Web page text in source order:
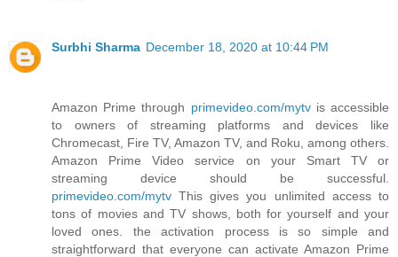
Surbhi Sharma December 18, 2020 at 10:44 PM
Amazon Prime through primevideo.com/mytvis accessible
to owners of streaming platforms and devices like
Chromecast, Fire TV, Amazon TV, and Roku, among others.
Amazon Prime Video service on your Smart TV or
streaming device should be successful.
primevideo.com/mytv This gives you unlimited access to
tons of movies and TV shows, both for yourself and your
loved ones. the activation process is so simple and
straightforward that everyone can activate Amazon Prime